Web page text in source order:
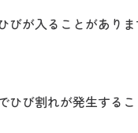
が入ることがありま
び割れが発生するこ